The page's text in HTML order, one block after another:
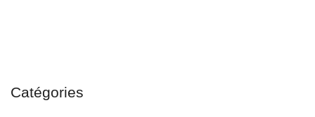
Catégories